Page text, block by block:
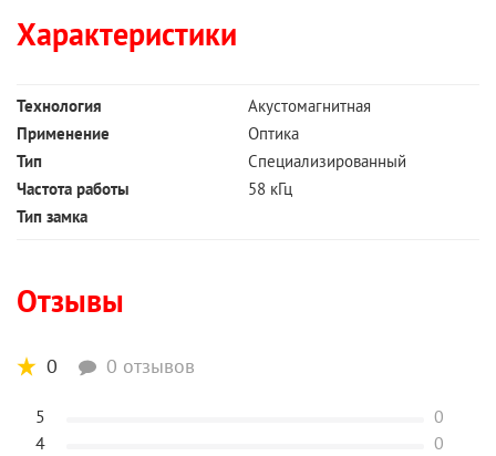
Характеристики
Технология
Акустомагнитная
Применение
Оптика
Тип
Специализированный
Частота работы
58 кГц
Тип замка
Отзывы
0 0 отзывов
5
0
4
0